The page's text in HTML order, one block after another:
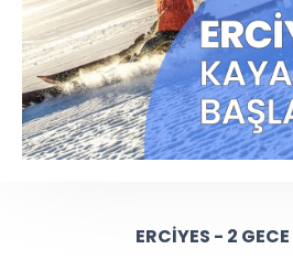
ERCIYES - 2